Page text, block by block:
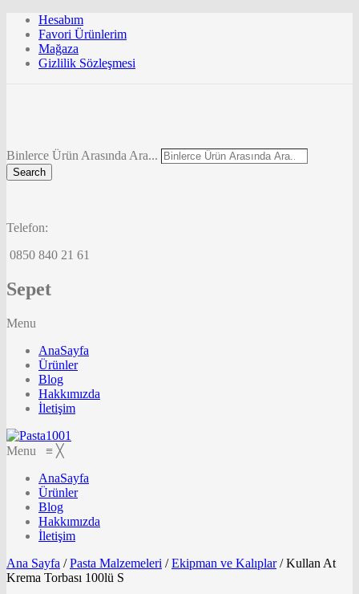
Hesabım
Favori Ürünlerim
Mağaza
Gizlilik Sözleşmesi
Binlerce Ürün Arasında Ara...
Search
Telefon:
0850 840 21 61
Sepet
Menu
AnaSayfa
Ürünler
Blog
Hakkımızda
İletişim
Menu ≡ ╳
AnaSayfa
Ürünler
Blog
Hakkımızda
İletişim
Ana Sayfa / Pasta Malzemeleri / Ekipman ve Kalıplar /Kullan At
Krema Torbası 100lü S